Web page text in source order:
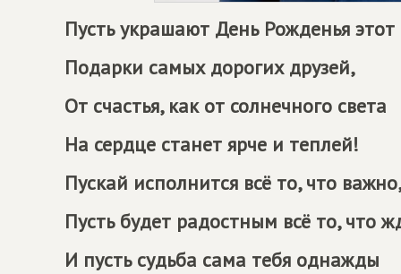
Пусть украшают День Рожденья этот
Подарки самых дорогих друзей,
От счастья, как от солнечного света
На сердце станет ярче и теплей!
Пускай исполнится всё то, что
Пусть будет радостным всё то, что
И пусть судьба сама тебя однажды